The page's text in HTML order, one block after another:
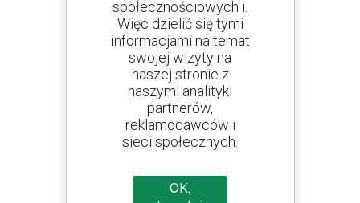
Utwórz swoje alerty
i otrzymuj ogłoszenia o sprzęcie używanym
800 dealerów
Manitou na całym świecie
społecznościowych i.
Więc dzielić się tymi
informacjami na temat
swojej wizyty na
naszej stronie z
naszymi analityki
partnerów,
reklamodawców i
sieci społecznych.
OK,